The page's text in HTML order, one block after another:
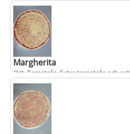
+ fr.från
Margherita
Ost, Tomatsås. Extra tomatsås och ost
+ fr.från